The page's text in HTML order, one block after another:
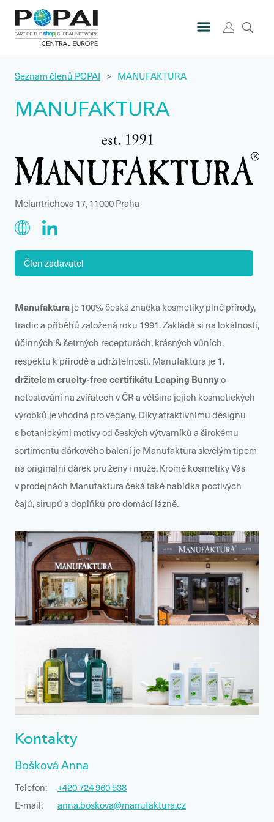
Seznam členů POPAI > MANUFAKTURA
MANUFAKTURA
Melantrichova 17, 11000 Praha
Člen zadavatel
Manufaktura je 100% česká značka kosmetiky plné přírody,
tradic a příběhů založená roku 1991. Zakládá si na lokálnosti,
účinných & šetrných recepturách, krásných vůních,
respektu k přírodě a udržitelnosti. Manufaktura je 1.
držitelem cruelty-free certifikátu Leaping Bunnyo
netestování na zvířatech v ČR a většina jejích kosmetických
výrobků je vhodná pro vegany. Díky atraktivnímu designu
s botanickými motivy od českých výtvarníků a širokému
sortimentu dárkového balení je Manufaktura skvělým tipem
na originální dárek pro ženy i muže. Kromě kosmetiky Vás
v prodejnách Manufaktura čeká také nabídka poctivých
čajů, sirupů a doplňků pro domácí lázně.
Kontakty
Bošková Anna
Telefon:
+420 724 960 538
E-mail:
anna.boskova@manufaktura.cz